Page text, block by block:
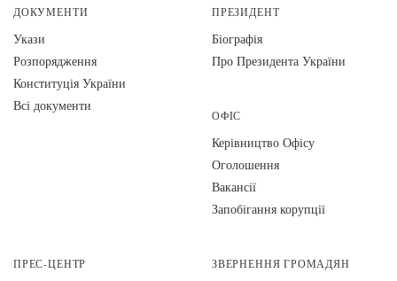
ДОКУМЕНТИ
Укази
Розпорядження
Конституція України
Всі документи
ПРЕЗИДЕНТ
Біографія
Про Президента України
ОФІС
Керівництво Офісу
Оголошення
Вакансії
Запобігання корупції
ПРЕС-ЦЕНТР ЗВЕРНЕННЯ ГРОМАДЯН